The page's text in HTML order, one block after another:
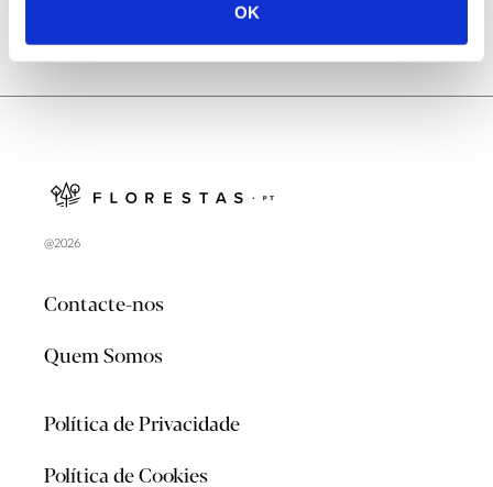
OK
@2026
Contacte-nos
Quem Somos
Política de Privacidade
Política de Cookies